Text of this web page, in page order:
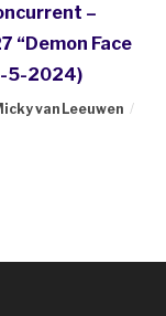
–
“Demon Face
5-2024)
van Leeuwen